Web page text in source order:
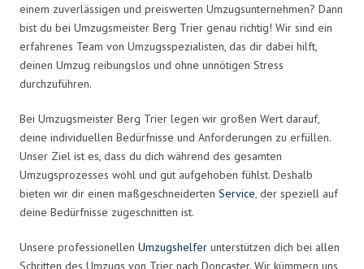
einem zuverlässigen und preiswerten Umzugsunternehmen? Dann
bist du bei Umzugsmeister Berg Trier genau richtig! Wir sind ein
erfahrenes Team von Umzugsspezialisten, das dir dabei hilft,
deinen Umzug reibungslos und ohne unnötigen Stress
durchzuführen.
Bei Umzugsmeister Berg Trier legen wir großen Wert darauf,
deine individuellen Bedürfnisse und Anforderungen zu erfüllen.
Unser Ziel ist es, dass du dich während des gesamten
Umzugsprozesses wohl und gut aufgehoben fühlst. Deshalb
bieten wir dir einen maßgeschneiderten Service, der speziell auf
deine Bedürfnisse zugeschnitten ist.
Unsere professionellen Umzugshelfer unterstützen dich bei allen
Schritten des Umzugs von Trier nach Doncaster. Wir kümmern uns